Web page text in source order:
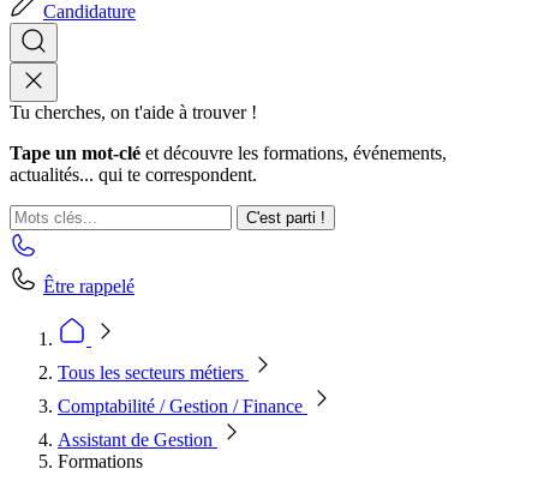
Candidature
Tu cherches, on t'aide à trouver !
Tape un mot-clé et découvre les formations, événements,
actualités... qui te correspondent.
C'est parti !
Être rappelé
Tous les secteurs métiers
Comptabilité / Gestion / Finance
Assistant de Gestion
Formations